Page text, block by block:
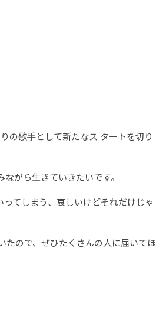
の歌手として新たなス タートを切り
がら生きていきたいです。
てしまう、哀しいけどそれだけじゃ
たので、ぜひたくさんの人に届いてほ